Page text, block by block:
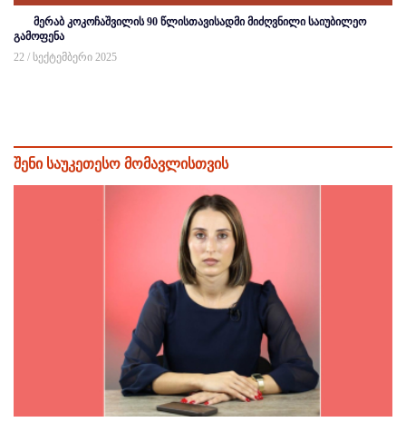
მერაბ კოკოჩაშვილის 90 წლისთავისადმი მიძღვნილი საიუბილეო
გამოფენა
22 / სექტემბერი 2025
შენი საუკეთესო მომავლისთვის